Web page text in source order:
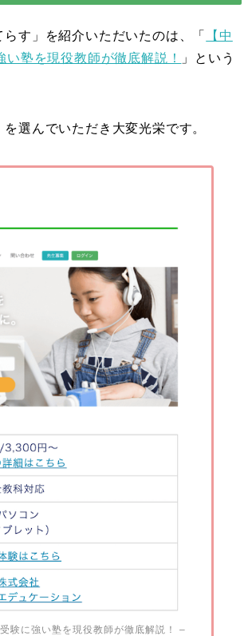
す」を紹介いただいたのは、「
【中
塾を現役教師が徹底解説！
」という
選んでいただき大変光栄です。
験に強い塾を現役教師が徹底解説！ –